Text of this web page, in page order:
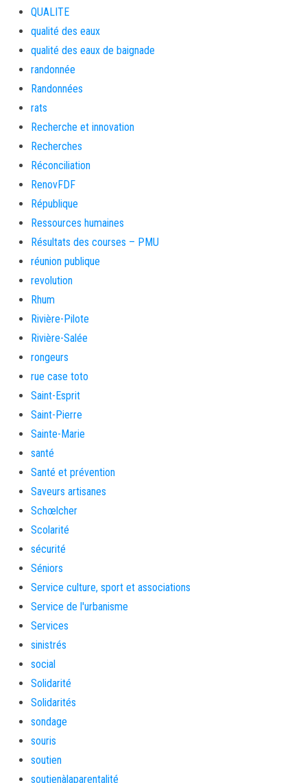
QUALITE
qualité des eaux
qualité des eaux de baignade
randonnée
Randonnées
rats
Recherche et innovation
Recherches
Réconciliation
RenovFDF
République
Ressources humaines
Résultats des courses – PMU
réunion publique
revolution
Rhum
Rivière-Pilote
Rivière-Salée
rongeurs
rue case toto
Saint-Esprit
Saint-Pierre
Sainte-Marie
santé
Santé et prévention
Saveurs artisanes
Schœlcher
Scolarité
sécurité
Séniors
Service culture, sport et associations
Service de l'urbanisme
Services
sinistrés
social
Solidarité
Solidarités
sondage
souris
soutien
soutienàlaparentalité